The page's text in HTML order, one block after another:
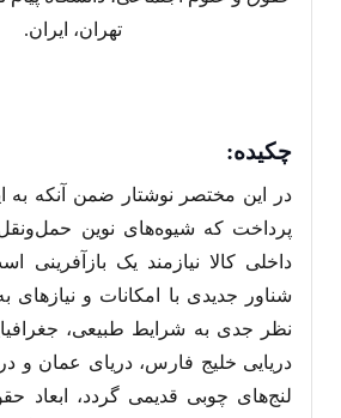
تهران، ایران.
چکیده:
در این مختصر نوشتار ضمن آنکه به
پرداخت که شیوه‌‌های نوین
داخلی کالا نیازمند یک بازآفرینی
شناور جدیدی با امکانات و نیازهای
نظر جدی به شرایط طبیعی،
دریایی خلیج فارس، دریای عمان و
لنج‌‌های چوبی قدیمی گردد، ابعاد